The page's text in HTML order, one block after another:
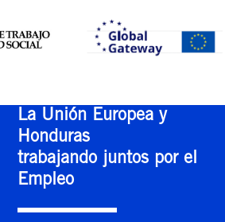
La Unión Europea y
Honduras
trabajando juntos por el
Empleo